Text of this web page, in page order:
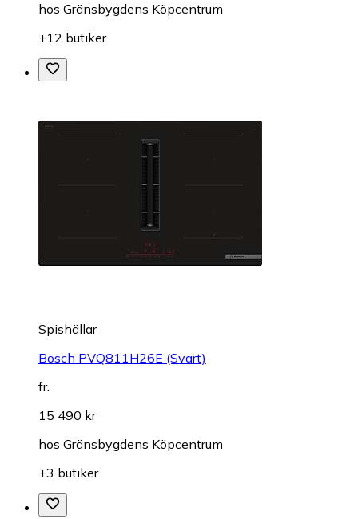
hos Gränsbygdens Köpcentrum
+12 butiker
Spishällar
Bosch PVQ811H26E (Svart)
fr.
15 490 kr
hos Gränsbygdens Köpcentrum
+3 butiker